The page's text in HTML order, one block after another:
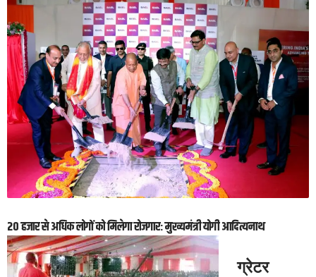
20 हजार से अधिक लोगों को मिलेगा रोजगार: मुख्यमंत्री योगी आदित्यनाथ
ग्रेटर